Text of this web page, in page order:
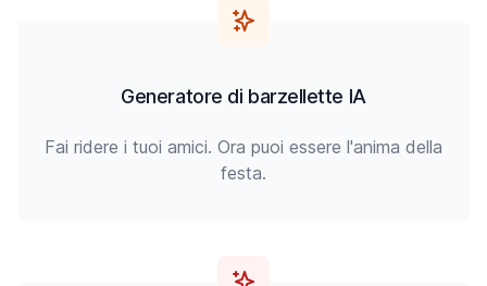
Generatore di barzellette IA
Fai ridere i tuoi amici. Ora puoi essere l'anima della
festa.